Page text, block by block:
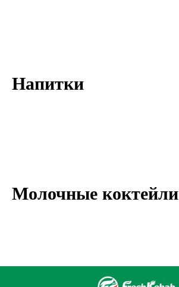
Напитки
Молочные коктейли